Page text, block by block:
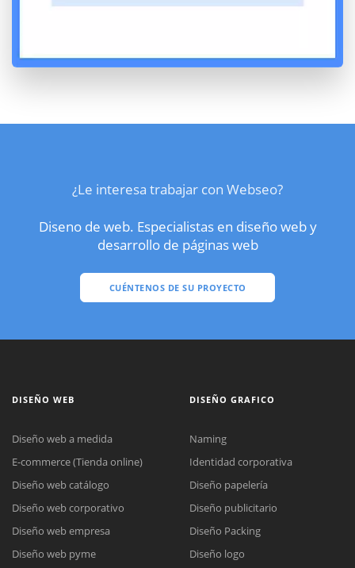
¿Le interesa trabajar con Webseo?
Diseno de web. Especialistas en diseño web y
desarrollo de páginas web
CUÉNTENOS DE SU PROYECTO
DISEÑO WEB
Diseño web a medida
E-commerce (Tienda online)
Diseño web catálogo
Diseño web corporativo
Diseño web empresa
Diseño web pyme
DISEÑO GRAFICO
Naming
Identidad corporativa
Diseño papelería
Diseño publicitario
Diseño Packing
Diseño logo